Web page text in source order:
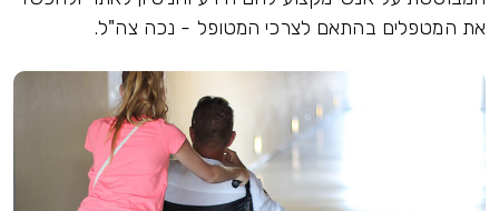
את המטפלים בהתאם לצרכי המטופל - נכה צה"ל.